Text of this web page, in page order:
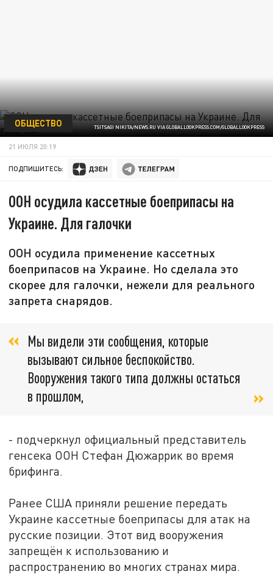
TSITSAGI NIKITA/NEWS.RU VIA GLOBALLOOKPRESS.COM/GLOBALLOOKPRESS
ОБЩЕСТВО
21 ИЮЛЯ 20:19
ПОДПИШИТЕСЬ:
ООН осудила кассетные боеприпасы на
Украине. Для галочки
ООН осудила применение кассетных
боеприпасов на Украине. Но сделала это
скорее для галочки, нежели для реального
запрета снарядов.
Мы видели эти сообщения, которые
вызывают сильное беспокойство.
Вооружения такого типа должны остаться
в прошлом,
- подчеркнул официальный представитель
генсека ООН Стефан Дюжаррик во время
брифинга.
Ранее США приняли решение передать
Украине кассетные боеприпасы для атак на
русские позиции. Этот вид вооружения
запрещён к использованию и
распространению во многих странах мира.